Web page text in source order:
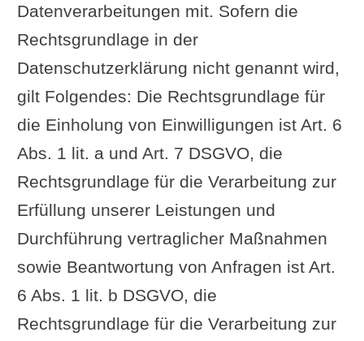
Datenverarbeitungen mit. Sofern die
Rechtsgrundlage in der
Datenschutzerklärung nicht genannt wird,
gilt Folgendes: Die Rechtsgrundlage für
die Einholung von Einwilligungen ist Art. 6
Abs. 1 lit. a und Art. 7 DSGVO, die
Rechtsgrundlage für die Verarbeitung zur
Erfüllung unserer Leistungen und
Durchführung vertraglicher Maßnahmen
sowie Beantwortung von Anfragen ist Art.
6 Abs. 1 lit. b DSGVO, die
Rechtsgrundlage für die Verarbeitung zur